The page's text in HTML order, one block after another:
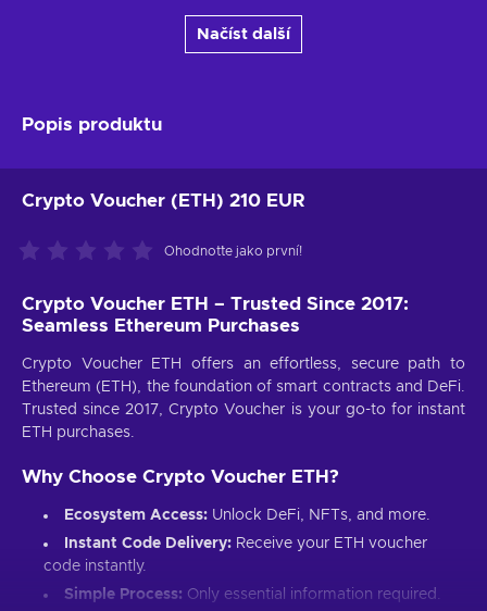
Načíst další
Popis produktu
Crypto Voucher (ETH) 210 EUR
Ohodnoťte jako první!
Crypto Voucher ETH – Trusted Since 2017:
Seamless Ethereum Purchases
Crypto Voucher ETH offers an effortless, secure path to
Ethereum (ETH), the foundation of smart contracts and DeFi.
Trusted since 2017, Crypto Voucher is your go-to for instant
ETH purchases.
Why Choose Crypto Voucher ETH?
Ecosystem Access: Unlock DeFi, NFTs, and more.
Instant Code Delivery: Receive your ETH voucher
code instantly.
Simple Process: Only essential information required.